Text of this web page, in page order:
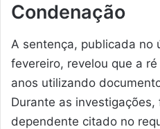
Condenação
A sentença, publicada no
fevereiro, revelou que a
anos utilizando
Durante as
dependente citado no